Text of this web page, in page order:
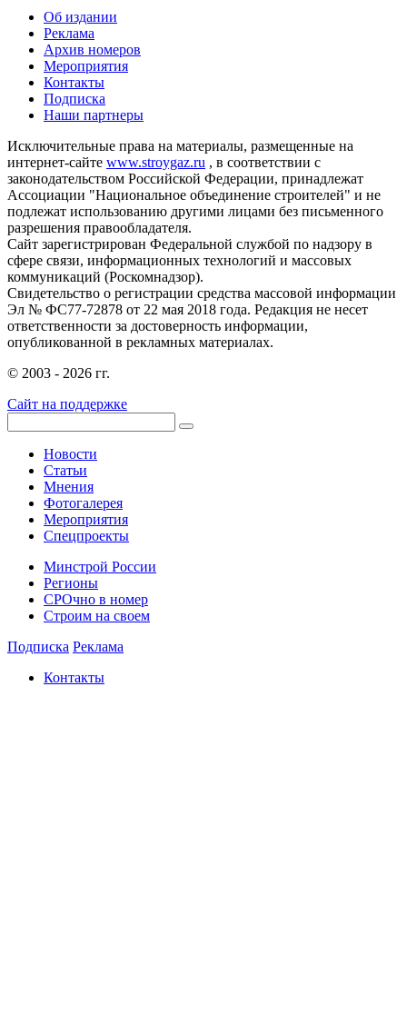
Об издании
Реклама
Архив номеров
Мероприятия
Контакты
Подписка
Наши партнеры
Исключительные права на материалы, размещенные на
интернет-сайте www.stroygaz.ru , в соответствии с
законодательством Российской Федерации, принадлежат
Ассоциации "Национальное объединение строителей" и не
подлежат использованию другими лицами без письменного
разрешения правообладателя.
Сайт зарегистрирован Федеральной службой по надзору в
сфере связи, информационных технологий и массовых
коммуникаций (Роскомнадзор).
Свидетельство о регистрации средства массовой информации
Эл № ФС77-72878 от 22 мая 2018 года. Редакция не несет
ответственности за достоверность информации,
опубликованной в рекламных материалах.
© 2003 - 2026 гг.
Сайт на поддержке
Новости
Статьи
Мнения
Фотогалерея
Мероприятия
Спецпроекты
Минстрой России
Регионы
СРОчно в номер
Строим на своем
Подписка Реклама
Контакты